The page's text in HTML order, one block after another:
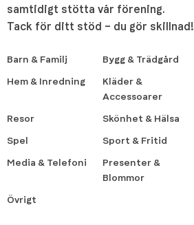
samtidigt stötta vår förening.
Tack för ditt stöd – du gör skillnad!
Barn & Familj Bygg & Trädgård
Hem & Inredning
Kläder &
Accessoarer
Resor Skönhet & Hälsa
Spel
Sport & Fritid
Media & Telefoni
Presenter &
Blommor
Övrigt